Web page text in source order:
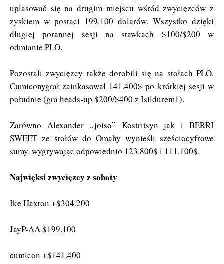
uplasować się na drugim miejscu wśród zwycięzców z
zyskiem w postaci 199.100 dolarów. Wszystko dzięki
długiej porannej sesji na stawkach $100/$200 w
odmianie PLO.
Pozostali zwycięzcy także dorobili się na stołach PLO.
Cumiconygrał zainkasował 141.400$ po krótkiej sesji w
południe (gra heads-up $200/$400 z Isildurem1).
Zarówno Alexander „joiso” Kostritsyn jak i BERRI
SWEET ze stołów do Omahy wynieśli sześciocyfrowe
sumy, wygrywając odpowiednio 123.800$ i 111.100$.
Najwięksi zwycięzcy z soboty
Ike Haxton +$304.200
JayP-AA $199.100
cumicon +$141.400